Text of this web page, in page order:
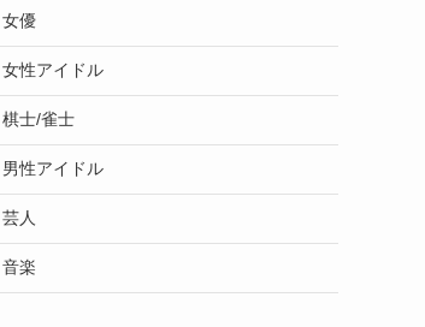
女優
女性アイドル
棋士/雀士
男性アイドル
芸人
音楽